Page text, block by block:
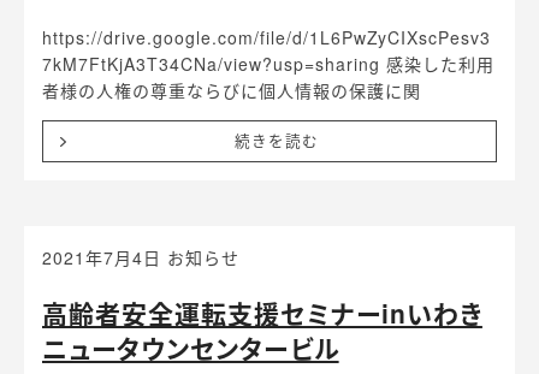
https://drive.google.com/file/d/1L6PwZyCIXscPesv3
7kM7FtKjA3T34CNa/view?usp=sharing 感染した利用
者様の人権の尊重ならびに個人情報の保護に関
続きを読む
2021年7月4日 お知らせ
高齢者安全運転支援セミナーinいわき
ニュータウンセンタービル